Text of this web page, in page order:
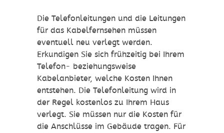
Die Telefonleitungen und die Leitungen
für das Kabelfernsehen müssen
eventuell neu verlegt werden.
Erkundigen Sie sich frühzeitig bei Ihrem
Telefon- beziehungsweise
Kabelanbieter, welche Kosten Ihnen
entstehen. Die Telefonleitung wird in
der Regel kostenlos zu Ihrem Haus
verlegt. Sie müssen nur die Kosten für
die Anschlüsse im Gebäude tragen. Für